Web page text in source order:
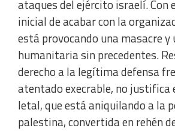
ataques del ejército israelí. Con
inicial de acabar con la
está provocando una masacre
humanitaria sin precedentes.
derecho a la legítima defensa
atentado execrable, no justifica
letal, que está aniquilando a la
palestina, convertida en rehén